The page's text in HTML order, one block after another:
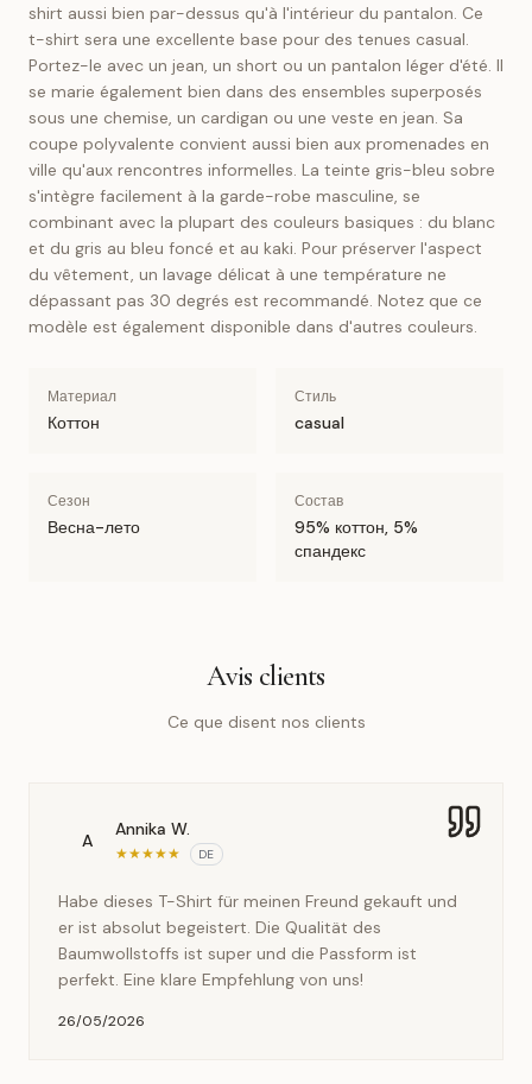
shirt aussi bien par-dessus qu'à l'intérieur du pantalon. Ce
t-shirt sera une excellente base pour des tenues casual.
Portez-le avec un jean, un short ou un pantalon léger d'été. Il
se marie également bien dans des ensembles superposés
sous une chemise, un cardigan ou une veste en jean. Sa
coupe polyvalente convient aussi bien aux promenades en
ville qu'aux rencontres informelles. La teinte gris-bleu sobre
s'intègre facilement à la garde-robe masculine, se
combinant avec la plupart des couleurs basiques : du blanc
et du gris au bleu foncé et au kaki. Pour préserver l'aspect
du vêtement, un lavage délicat à une température ne
dépassant pas 30 degrés est recommandé. Notez que ce
modèle est également disponible dans d'autres couleurs.
Материал
Коттон
Стиль
casual
Сезон
Весна-лето
Состав
95% коттон, 5%
спандекс
Avis clients
Ce que disent nos clients
A
Annika W.
★★★★★ DE
Habe dieses T-Shirt für meinen Freund gekauft und
er ist absolut begeistert. Die Qualität des
Baumwollstoffs ist super und die Passform ist
perfekt. Eine klare Empfehlung von uns!
26/05/2026